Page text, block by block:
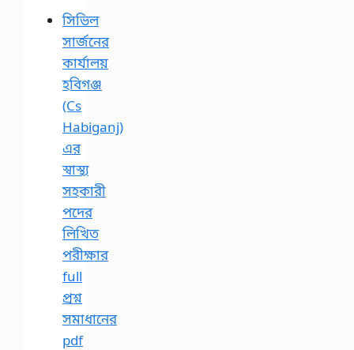
সিভিল
সার্জনের
কার্যালয়
হবিগঞ্জ
(Cs
Habiganj)
এর
স্বাস্থ্য
সহকারী
পদের
লিখিত
পরীক্ষার
full
প্রশ্ন
সমাধানের
pdf